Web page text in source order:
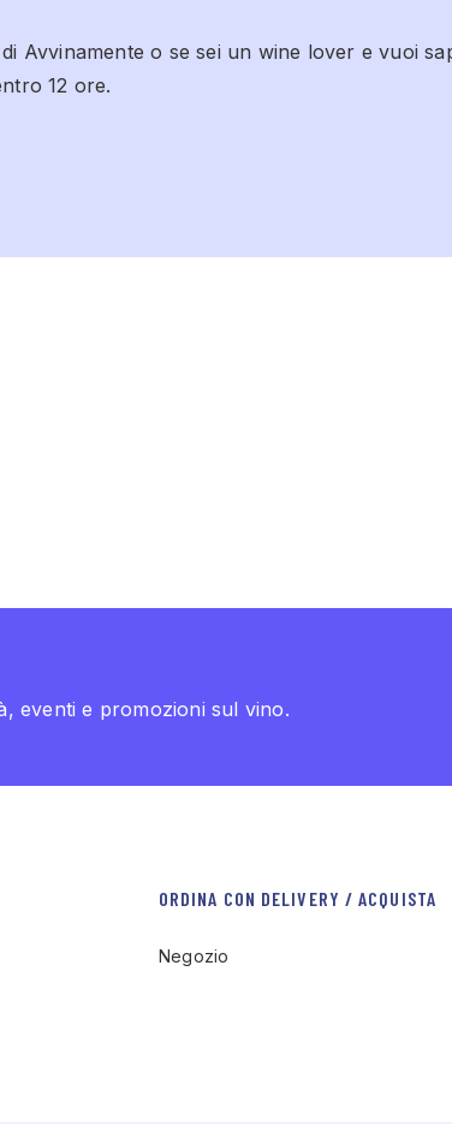
Avvinamente o se sei un wine lover e vuoi
12 ore.
eventi e promozioni sul vino.
ORDINA CON DELIVERY / ACQUISTA
Negozio